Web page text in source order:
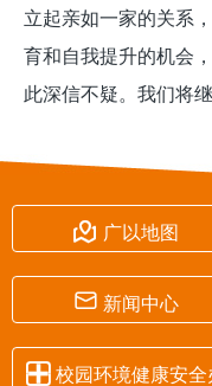
立起亲如一家的关系
育和自我提升的机会
此深信不疑。我们将
 广以地图
 新闻中心
 校园环境健康安全